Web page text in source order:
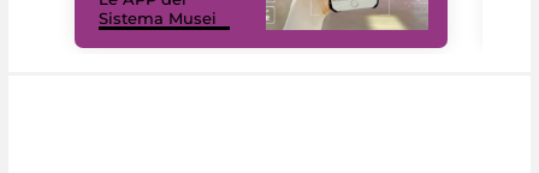
Sistema Musei